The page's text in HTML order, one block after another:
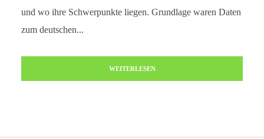
und wo ihre Schwerpunkte liegen. Grundlage waren Daten
zum deutschen...
WEITERLESEN